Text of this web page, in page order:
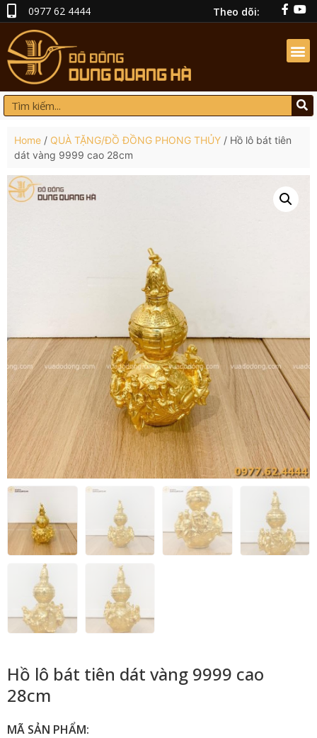
0977 62 4444 Theo dõi:
Home / QUÀ TẶNG/ĐỒ ĐỒNG PHONG THỦY / Hồ lô bát tiên
dát vàng 9999 cao 28cm
Hồ lô bát tiên dát vàng 9999 cao
28cm
MÃ SẢN PHẨM: